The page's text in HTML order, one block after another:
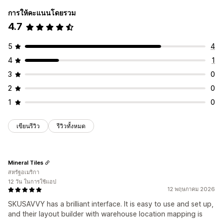
การให้คะแนนโดยรวม
4.7
5
4
4
1
3
0
2
0
1
0
เขียนรีวิว รีวิวทั้งหมด
12 พฤษภาคม 2026
SKUSAVVY has a brilliant interface. It is easy to use and set up,
and their layout builder with warehouse location mapping is
Mineral Tiles
สหรัฐอเมริกา
12 วัน ในการใช้แอป